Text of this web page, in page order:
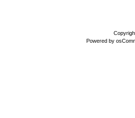
Powered by